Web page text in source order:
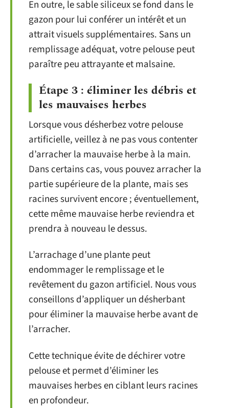
En outre, le sable siliceux se fond dans le
gazon pour lui conférer un intérêt et un
attrait visuels supplémentaires. Sans un
remplissage adéquat, votre pelouse peut
paraître peu attrayante et malsaine.
Étape 3 : éliminer les débris et
les mauvaises herbes
Lorsque vous désherbez votre pelouse
artificielle, veillez à ne pas vous contenter
d’arracher la mauvaise herbe à la main.
Dans certains cas, vous pouvez arracher la
partie supérieure de la plante, mais ses
racines survivent encore ; éventuellement,
cette même mauvaise herbe reviendra et
prendra à nouveau le dessus.
L’arrachage d’une plante peut
endommager le remplissage et le
revêtement du gazon artificiel. Nous vous
conseillons d’appliquer un désherbant
pour éliminer la mauvaise herbe avant de
l’arracher.
Cette technique évite de déchirer votre
pelouse et permet d’éliminer les
mauvaises herbes en ciblant leurs racines
en profondeur.